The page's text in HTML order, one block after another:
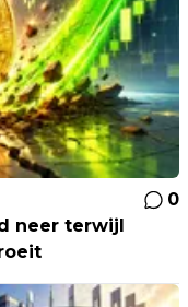
0
neer terwijl